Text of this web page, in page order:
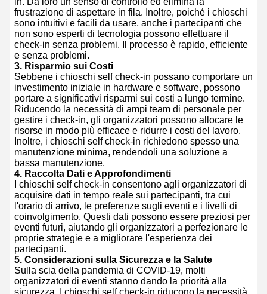
frustrazione di aspettare in fila. Inoltre, poiché i chioschi
sono intuitivi e facili da usare, anche i partecipanti che
non sono esperti di tecnologia possono effettuare il
check-in senza problemi. Il processo è rapido, efficiente
e senza problemi.
3. Risparmio sui Costi
Sebbene i chioschi self check-in possano comportare un
investimento iniziale in hardware e software, possono
portare a significativi risparmi sui costi a lungo termine.
Riducendo la necessità di ampi team di personale per
gestire i check-in, gli organizzatori possono allocare le
risorse in modo più efficace e ridurre i costi del lavoro.
Inoltre, i chioschi self check-in richiedono spesso una
manutenzione minima, rendendoli una soluzione a
bassa manutenzione.
4. Raccolta Dati e Approfondimenti
I chioschi self check-in consentono agli organizzatori di
acquisire dati in tempo reale sui partecipanti, tra cui
l'orario di arrivo, le preferenze sugli eventi e i livelli di
coinvolgimento. Questi dati possono essere preziosi per
eventi futuri, aiutando gli organizzatori a perfezionare le
proprie strategie e a migliorare l'esperienza dei
partecipanti.
5. Considerazioni sulla Sicurezza e la Salute
Sulla scia della pandemia di COVID-19, molti
organizzatori di eventi stanno dando la priorità alla
sicurezza. I chioschi self check-in riducono la necessità